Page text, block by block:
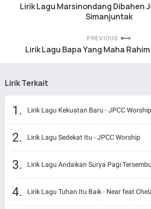
Lirik Lagu Marsinondang Dibahen
Simanjuntak
PREVIOUS
Lirik Lagu Bapa Yang Maha
Lirik Terkait
Lirik Lagu Kekuatan Baru - JPCC Worship
Lirik Lagu Sedekat Itu - JPCC Worship
Lirik Lagu Andaikan Surya Pagi
Lirik Lagu Tuhan Itu Baik - Near feat